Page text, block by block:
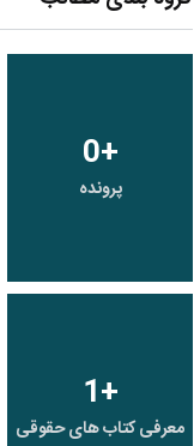
3+
پرونده
19+
معرفی کتاب های حقوقی